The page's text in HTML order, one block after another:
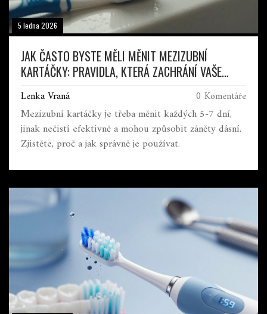
5 ledna 2026
JAK ČASTO BYSTE MĚLI MĚNIT MEZIZUBNÍ
KARTÁČKY: PRAVIDLA, KTERÁ ZACHRÁNÍ VAŠE
Lenka Vraná 0 Komentáře
Mezizubní kartáčky je třeba měnit každých 5-7 dní,
jinak nečistí efektivně a mohou způsobit záněty dásní.
Zjistěte, proč a jak správně je používat.